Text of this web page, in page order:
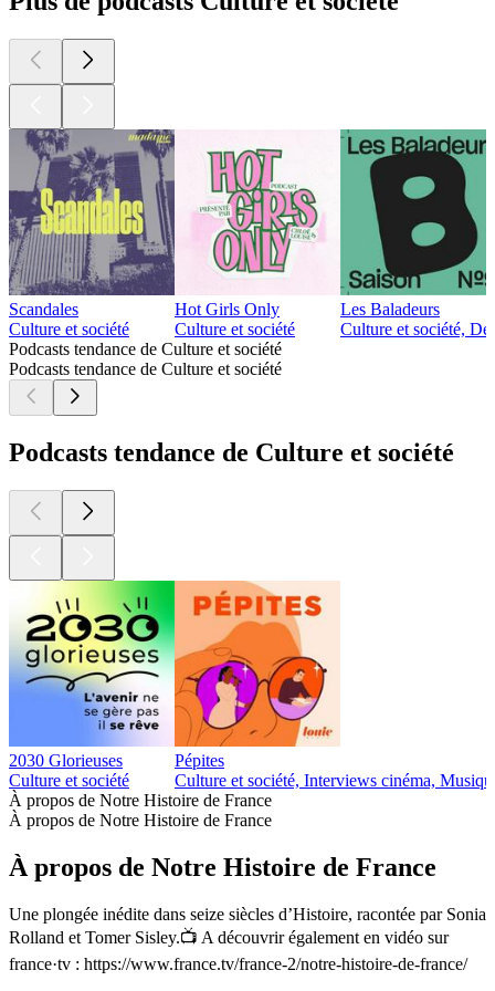
Scandales
Culture et société
Hot Girls Only
Culture et société
Les Baladeurs
Culture et société,
Podcasts tendance de Culture et société
Podcasts tendance de Culture et société
Podcasts tendance de Culture et société
2030 Glorieuses
Culture et société
Pépites
Culture et société, Interviews cinéma,
À propos de Notre Histoire de France
À propos de Notre Histoire de France
À propos de Notre Histoire de France
Une plongée inédite dans seize siècles d’Histoire, racontée par Sonia
Rolland et Tomer Sisley.📺 A découvrir également en vidéo sur
france·tv : https://www.france.tv/france-2/notre-histoire-de-france/